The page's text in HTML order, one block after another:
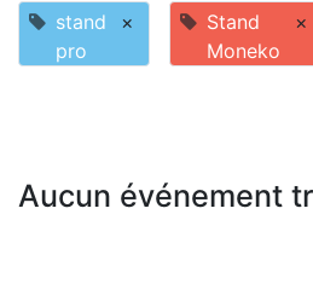
stand
pro
×
Stand
Moneko
×
Aucun événement